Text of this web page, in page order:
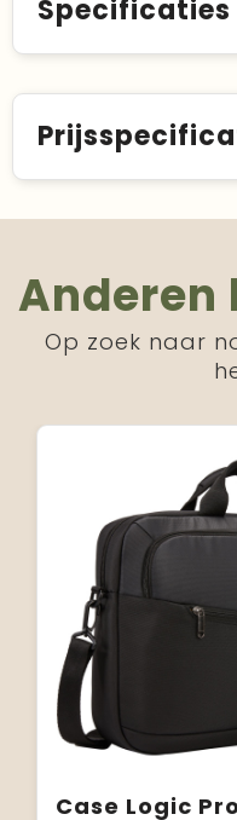
Specificaties
Anderen
Op zoek naar